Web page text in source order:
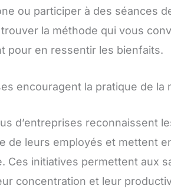
ou participer à des séances
la méthode qui vous
pour en ressentir les bienfaits.
encouragent la pratique de la
d’entreprises reconnaissent
de leurs employés et mettent
Ces initiatives permettent aux
concentration et leur